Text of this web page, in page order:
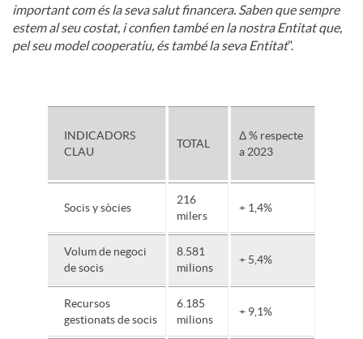
important com és la seva salut financera. Saben que sempre
estem al seu costat, i confien també en la nostra Entitat que,
pel seu model cooperatiu, és també la seva Entitat".
INDICADORS
CLAU
TOTAL
Δ % respecte
a 2023
Socis y sòcies
216
milers
+ 1,4%
Volum de negoci
de socis
8.581
milions
+ 5,4%
Recursos
gestionats de socis
6.185
milions
+ 9,1%